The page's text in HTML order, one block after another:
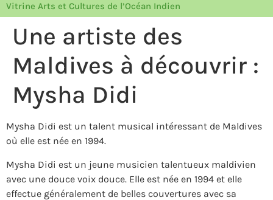
Vitrine Arts et Cultures de l’Océan Indien
Une artiste des
Maldives à découvrir :
Mysha Didi
Mysha Didi est un talent musical intéressant de Maldives
où elle est née en 1994.
Mysha Didi est un jeune musicien talentueux maldivien
avec une douce voix douce. Elle est née en 1994 et elle
effectue généralement de belles couvertures avec sa